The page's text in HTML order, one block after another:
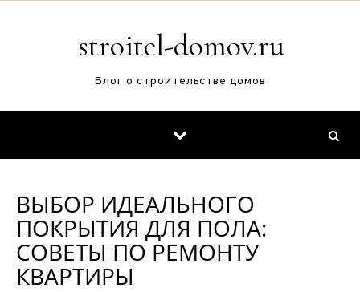
stroitel-domov.ru
Блог о строительстве домов
ВЫБОР ИДЕАЛЬНОГО
ПОКРЫТИЯ ДЛЯ ПОЛА:
СОВЕТЫ ПО РЕМОНТУ
КВАРТИРЫ